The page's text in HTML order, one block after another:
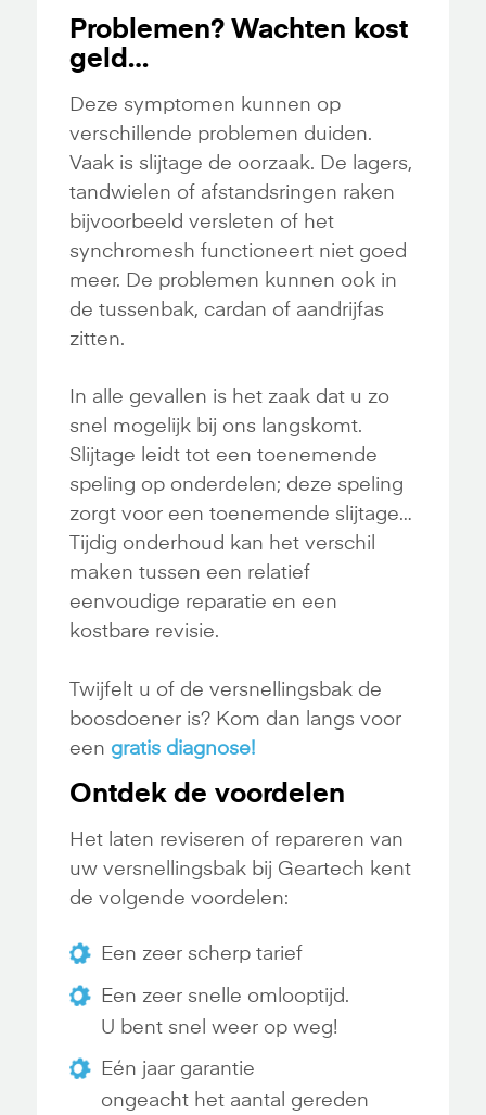
Problemen? Wachten kost
geld…
Deze symptomen kunnen op
verschillende problemen duiden.
Vaak is slijtage de oorzaak. De lagers,
tandwielen of afstandsringen raken
bijvoorbeeld versleten of het
synchromesh functioneert niet goed
meer. De problemen kunnen ook in
de tussenbak, cardan of aandrijfas
zitten.
In alle gevallen is het zaak dat u zo
snel mogelijk bij ons langskomt.
Slijtage leidt tot een toenemende
speling op onderdelen; deze speling
zorgt voor een toenemende slijtage…
Tijdig onderhoud kan het verschil
maken tussen een relatief
eenvoudige reparatie en een
kostbare revisie.
Twijfelt u of de versnellingsbak de
boosdoener is? Kom dan langs voor
een gratis diagnose!
Ontdek de voordelen
Het laten reviseren of repareren van
uw versnellingsbak bij Geartech kent
de volgende voordelen:
Een zeer scherp tarief
Een zeer snelle omlooptijd.
U bent snel weer op weg!
Eén jaar garantie
ongeacht het aantal gereden